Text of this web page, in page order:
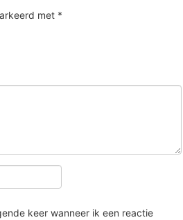
met *
keer wanneer ik een reactie